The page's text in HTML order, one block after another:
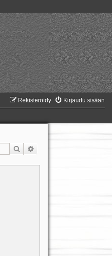
Kirjaudu sisään
Rekisteröidy
Etsi